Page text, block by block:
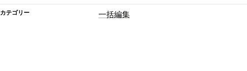
カテゴリー 一括編集